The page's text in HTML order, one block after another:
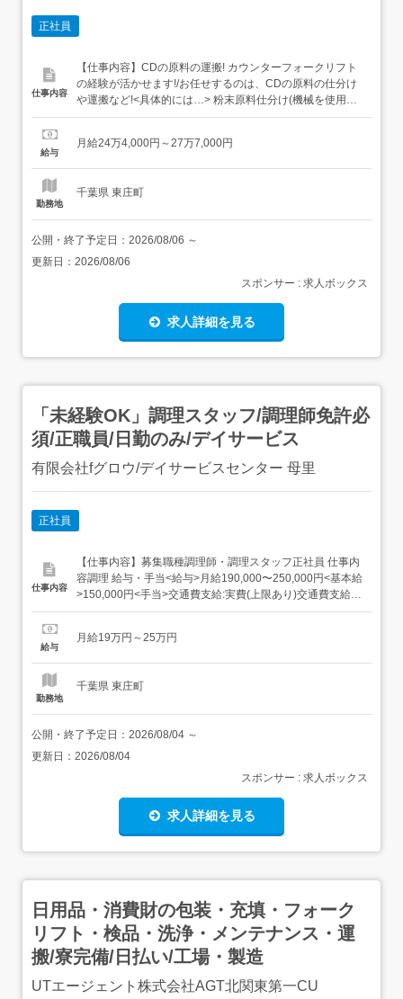
正社員
仕事内容
【仕事内容】CDの原料の運搬! カウンターフォークリフト
の経験が活かせます!/お任せするのは、CDの原料の仕分け
や運搬など!<具体的には…> 粉末原料仕分け(機械を使用し
て小分けにする) フレコンバッグの運搬(カウンターフォー
填 取り扱い品:20～25kgほど詳細については面談時にご説
給与
月給24万4,000円～27万7,000円
勤務地
千葉県 東庄町
公開・終了予定日： 2026/08/06 ～
更新日： 2026/08/06
スポンサー : 求人ボックス
求人詳細を見る
「未経験OK」調理スタッフ/調理師免許必
須/正職員/日勤のみ/デイサービス
有限会社fグロウ/デイサービスセンター 母里
正社員
仕事内容
【仕事内容】募集職種調理師・調理スタッフ正社員 仕事内
容調理 給与・手当<給与>月給190,000〜250,000円<基本給
>150,000円<手当>交通費支給:実費(上限あり)交通費支給月
額:20,000円特別手当:40,000〜100,000円<賞与>賞与あり
(月あたり) 資格資...
給与
月給19万円～25万円
勤務地
千葉県 東庄町
公開・終了予定日： 2026/08/04 ～
更新日： 2026/08/04
スポンサー : 求人ボックス
求人詳細を見る
日用品・消費財の包装・充填・フォーク
リフト・検品・洗浄・メンテナンス・運
搬/寮完備/日払い/工場・製造
UTエージェント株式会社AGT北関東第一CU